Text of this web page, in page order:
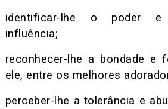
identificar-lhe o poder e
influência;
reconhecer-lhe a bondade e
ele, entre os melhores
perceber-lhe a tolerância e